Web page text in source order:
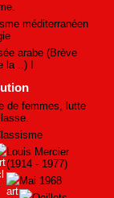
méditerranéen
arabe (Brève
la ..) I
de femmes, lutte
Louis Mercier
(1914 - 1977)
Mai 1968